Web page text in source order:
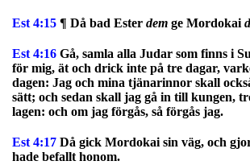
Est 4:15 ¶ Då bad Ester dem ge Mordokai
Est 4:16 Gå, samla alla Judar som finns i
för mig, ät och drick inte på tre dagar,
dagen: Jag och mina tjänarinnor skall
sätt; och sedan skall jag gå in till kungen,
lagen: och om jag förgås, så förgås jag.
Est 4:17 Då gick Mordokai sin väg, och
hade befallt honom.